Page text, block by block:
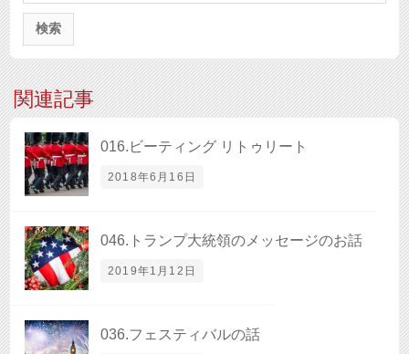
関連記事
016.ビーティング リトゥリート
2018年6月16日
046.トランプ大統領のメッセージのお話
2019年1月12日
036.フェスティバルの話